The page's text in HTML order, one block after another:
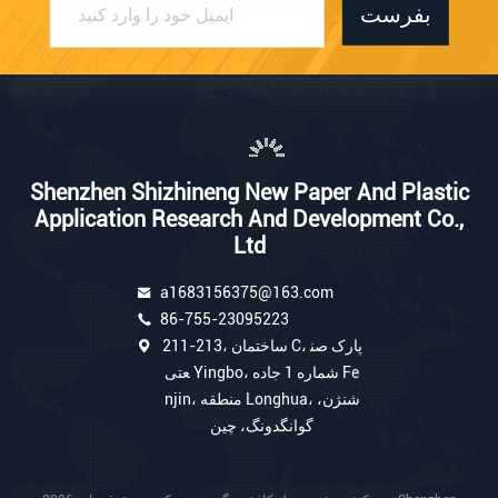
بفرست
Shenzhen Shizhineng New Paper And Plastic
Application Research And Development Co.,
Ltd
a1683156375@163.com
86-755-23095223
211-213، ساختمان C، پارک صن
عتی Yingbo، شماره 1 جاده Fe
njin، منطقه Longhua، شنژن،
گوانگدونگ، چین